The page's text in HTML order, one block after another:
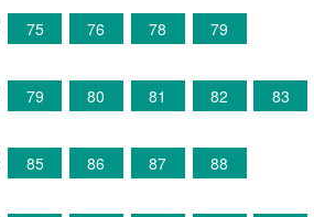
75 76 78 79
79 80 81 82 83
85 86 87 88